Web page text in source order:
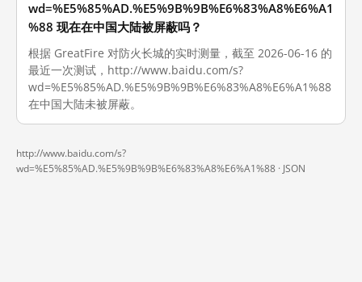
wd=%E5%85%AD.%E5%9B%9B%E6%83%A8%E6%A1
%88 现在在中国大陆被屏蔽吗？
根据 GreatFire 对防火长城的实时测量，截至 2026-06-16 的
最近一次测试，http://www.baidu.com/s?
wd=%E5%85%AD.%E5%9B%9B%E6%83%A8%E6%A1%88
在中国大陆未被屏蔽。
http://www.baidu.com/s?
wd=%E5%85%AD.%E5%9B%9B%E6%83%A8%E6%A1%88 · JSON